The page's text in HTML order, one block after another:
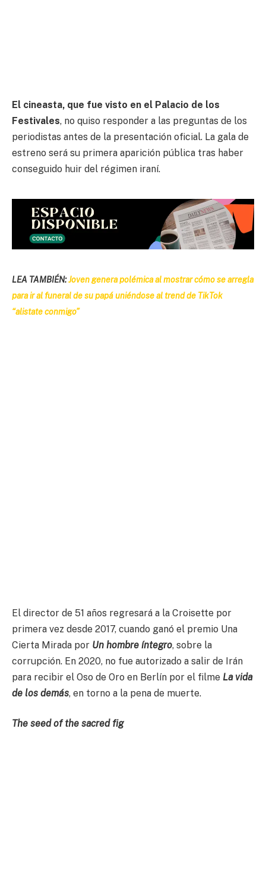
El cineasta, que fue visto en el Palacio de los
Festivales, no quiso responder a las preguntas de los
periodistas antes de la presentación oficial. La gala de
estreno será su primera aparición pública tras haber
conseguido huir del régimen iraní.
LEA TAMBIÉN:Joven genera polémica al mostrar cómo se arregla
para ir al funeral de su papá uniéndose al trend de TikTok
“alistate conmigo”
El director de 51 años regresará a la Croisette por
primera vez desde 2017, cuando ganó el premio Una
Cierta Mirada por Un hombre íntegro, sobre la
corrupción. En 2020, no fue autorizado a salir de Irán
para recibir el Oso de Oro en Berlín por el filme La vida
de los demás, en torno a la pena de muerte.
The seed of the sacred fig